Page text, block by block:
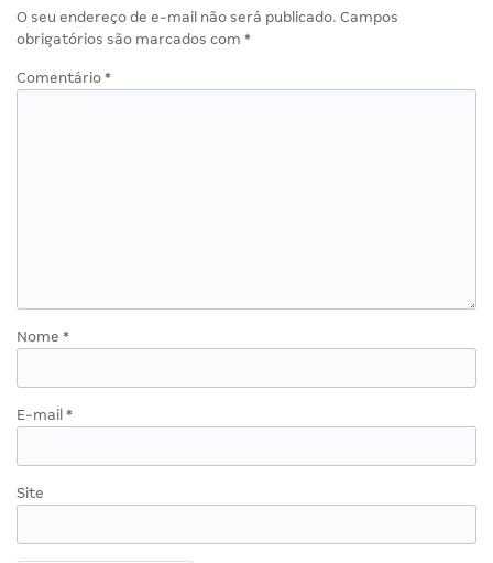
O seu endereço de e-mail não será publicado. Campos
obrigatórios são marcados com *
Comentário *
Nome *
E-mail *
Site